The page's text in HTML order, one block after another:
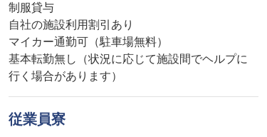
制服貸与
自社の施設利用割引あり
マイカー通勤可（駐車場無料）
基本転勤無し（状況に応じて施設間でヘルプに
行く場合があります）
従業員寮